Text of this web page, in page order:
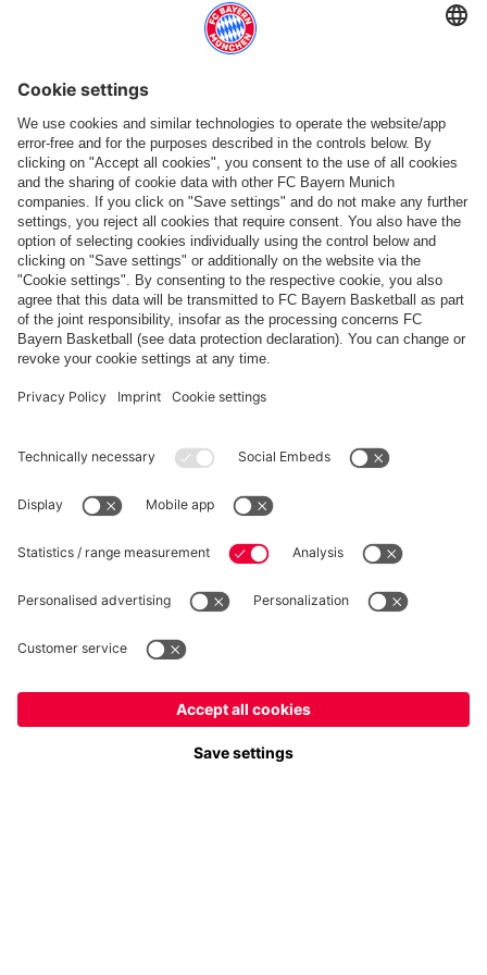
Paiement et livraison
FC Bayern Store App
RÉTRACTATION
Intimité
Paramètres des cookies
*Les prix incluent la TVA et excluent les frais d'expédition
© FC Bayern München AG
FC Bayern München AG, Säbener Str. 51-57, 81547 München
Francepour y livrer!
Mondialpour y livrer!